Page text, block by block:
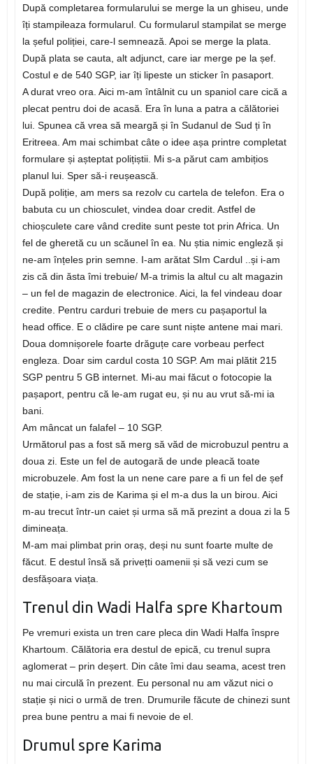
După completarea formularului se merge la un ghiseu, unde
îți stampileaza formularul. Cu formularul stampilat se merge
la șeful poliției, care-l semnează. Apoi se merge la plata.
După plata se cauta, alt adjunct, care iar merge pe la șef.
Costul e de 540 SGP, iar îți lipeste un sticker în pasaport.
A durat vreo ora. Aici m-am întâlnit cu un spaniol care cică a
plecat pentru doi de acasă. Era în luna a patra a călătoriei
lui. Spunea că vrea să meargă și în Sudanul de Sud ți în
Eritreea. Am mai schimbat câte o idee așa printre completat
formulare și așteptat polițiștii. Mi s-a părut cam ambițios
planul lui. Sper să-i reușească.
După poliție, am mers sa rezolv cu cartela de telefon. Era o
babuta cu un chiosculet, vindea doar credit. Astfel de
chioșculete care vând credite sunt peste tot prin Africa. Un
fel de gheretă cu un scăunel în ea. Nu știa nimic engleză și
ne-am înțeles prin semne. I-am arătat SIm Cardul ..și i-am
zis că din ăsta îmi trebuie/ M-a trimis la altul cu alt magazin
– un fel de magazin de electronice. Aici, la fel vindeau doar
credite. Pentru carduri trebuie de mers cu pașaportul la
head office. E o clădire pe care sunt niște antene mai mari.
Doua domnișorele foarte drăguțe care vorbeau perfect
engleza. Doar sim cardul costa 10 SGP. Am mai plătit 215
SGP pentru 5 GB internet. Mi-au mai făcut o fotocopie la
pașaport, pentru că le-am rugat eu, și nu au vrut să-mi ia
bani.
Am mâncat un falafel – 10 SGP.
Următorul pas a fost să merg să văd de microbuzul pentru a
doua zi. Este un fel de autogară de unde pleacă toate
microbuzele. Am fost la un nene care pare a fi un fel de șef
de stație, i-am zis de Karima și el m-a dus la un birou. Aici
m-au trecut într-un caiet și urma să mă prezint a doua zi la 5
dimineața.
M-am mai plimbat prin oraș, deși nu sunt foarte multe de
făcut. E destul însă să privețti oamenii și să vezi cum se
desfășoara viața.
Trenul din Wadi Halfa spre Khartoum
Pe vremuri exista un tren care pleca din Wadi Halfa înspre
Khartoum. Călătoria era destul de epică, cu trenul supra
aglomerat – prin deșert. Din câte îmi dau seama, acest tren
nu mai circulă în prezent. Eu personal nu am văzut nici o
stație și nici o urmă de tren. Drumurile făcute de chinezi sunt
prea bune pentru a mai fi nevoie de el.
Drumul spre Karima